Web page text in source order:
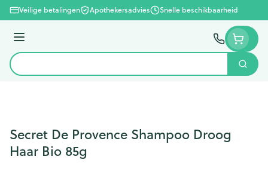
Ga naar de inhoud
Veilige betalingen Apothekersadvies Snelle beschikbaarheid
Menu
Product, merk, categorie...
Zoek
Secret De Provence Shampoo Droog
Haar Bio 85g